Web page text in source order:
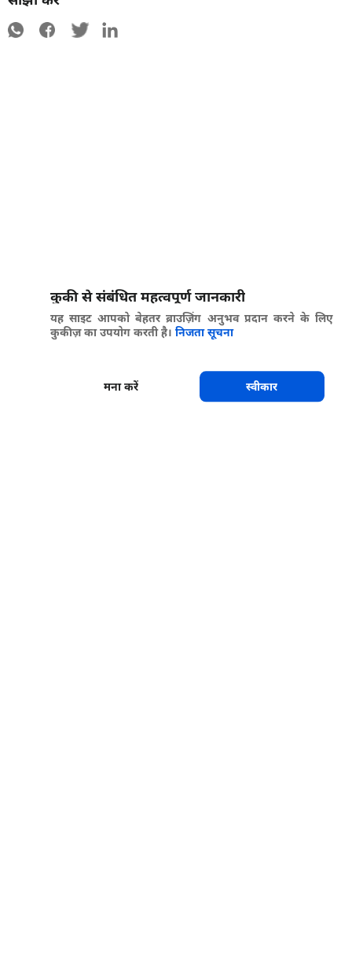
कुकी से संबंधित महत्वपूर्ण जानकारी
यह साइट आपको बेहतर ब्राउज़िंग अनुभव प्रदान करने के लिए
कुकीज़ का उपयोग करती है। निजता सूचना
मना करें स्वीकार